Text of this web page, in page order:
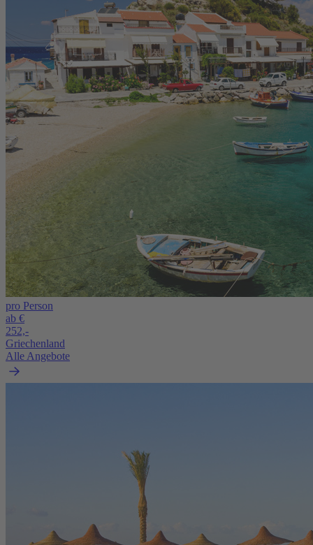
pro Person
ab €
252,-
Griechenland
Alle Angebote